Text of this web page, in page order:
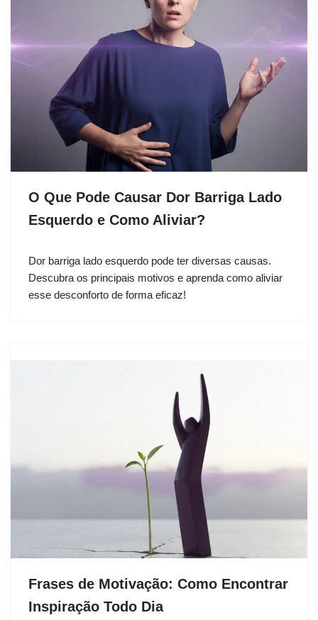
O Que Pode Causar Dor Barriga Lado
Esquerdo e Como Aliviar?
Dor barriga lado esquerdo pode ter diversas causas.
Descubra os principais motivos e aprenda como aliviar
esse desconforto de forma eficaz!
Frases de Motivação: Como Encontrar
Inspiração Todo Dia